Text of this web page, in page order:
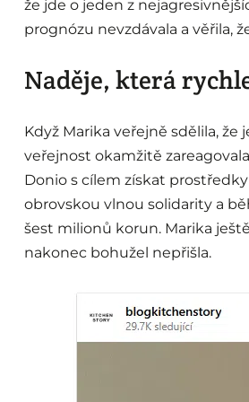
že jde o jeden z
prognózu nevzdávala a věřila,
Naděje, která
Když Marika veřejně sdělila, že
veřejnost okamžitě
Donio s cílem získat
obrovskou vlnou solidarity a
šest milionů korun. Marika
nakonec bohužel nepřišla.